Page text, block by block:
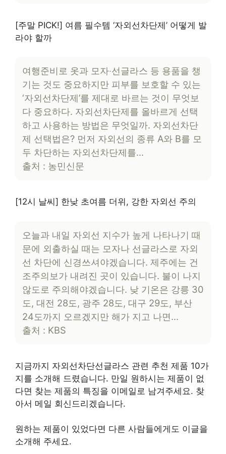
[주말 PICK!] 여름 필수템 ‘자외선차단제’ 어떻게 발
라야 할까
여행준비로 옷과 모자‧선글라스 등 용품을 챙
기는 것도 중요하지만 피부를 보호할 수 있는
‘자외선차단제’를 제대로 바르는 것이 무엇보
다 중요하다. 자외선차단제를 올바르게 선택
하고 사용하는 방법은 무엇일까. 자외선차단
제 선택법은? 먼저 자외선의 종류 A와 B를 모
두 차단하는 자외선차단제를…
출처 : 농민신문
[12시 날씨] 한낮 초여름 더위, 강한 자외선 주의
오늘과 내일 자외선 지수가 높게 나타나기 때
문에 외출하실 때는 모자나 선글라스로 자외
선 차단에 신경쓰셔야겠습니다. 제주에는 건
조주의보가 내려진 곳이 있습니다. 불이 나지
않도로 주의해야겠습니다. 낮 기온은 강릉 30
도, 대전 28도, 광주 28도, 대구 29도, 부산
24도까지 오르겠지만 해가 지고 나면…
출처 : KBS
지금까지 자외선차단선글라스 관련 추천 제품 10가
지를 소개해 드렸습니다. 만일 원하시는 제품이 없
다면 찾는 제품의 특징을 이메일로 남겨주세요. 찾
아서 메일 회신드리겠습니다.
원하는 제품이 있었다면 다른 사람들에게도 이글을
소개해 주세요.